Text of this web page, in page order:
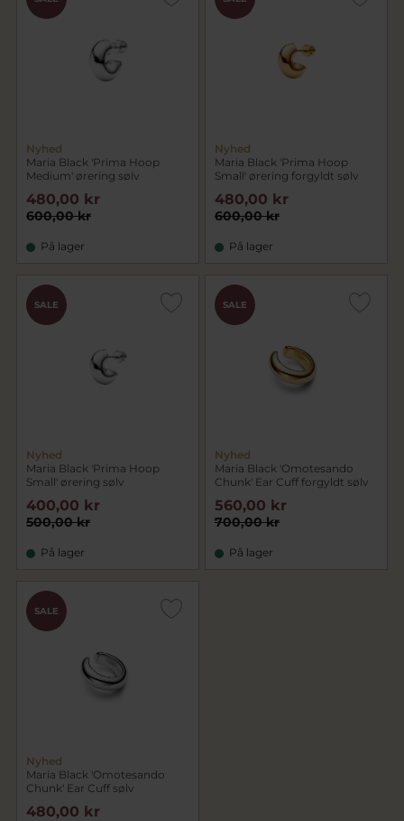
Nyhed
Maria Black 'Prima Hoop
Medium' ørering sølv
600,00 kr
480,00 kr
På lager
Nyhed
Maria Black 'Prima Hoop
Small' ørering forgyldt sølv
600,00 kr
480,00 kr
På lager
SALE
Nyhed
Maria Black 'Prima Hoop
Small' ørering sølv
500,00 kr
400,00 kr
På lager
SALE
Nyhed
Maria Black 'Omotesando
Chunk' Ear Cuff forgyldt sølv
700,00 kr
560,00 kr
På lager
SALE
Nyhed
Maria Black 'Omotesando
Chunk' Ear Cuff sølv
480,00 kr